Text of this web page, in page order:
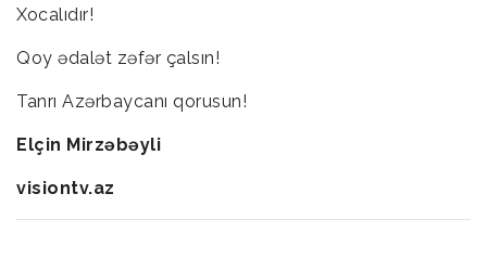
Xocalıdır!
Qoy ədalət zəfər çalsın!
Tanrı Azərbaycanı qorusun!
Elçin Mirzəbəyli
visiontv.az